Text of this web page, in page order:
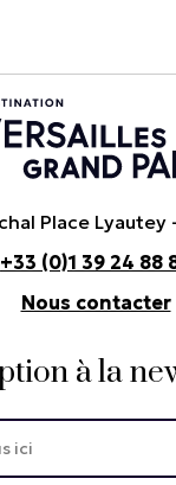
Place Lyautey
+33 (0)1 39 24 88
Nous contacter
à la